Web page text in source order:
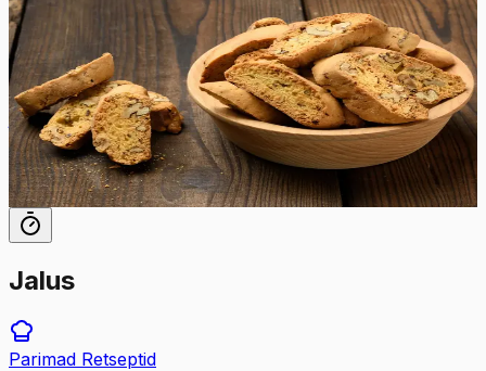
Biscotti
Proovige krõbedaid ja kaks korda küpsetatud biscotti
küpsiseid, mis sobivad ideaalselt hommikukohvi kõrvale
ja pakuvad tõelist Itaalia maitset igas ampsus!
60min
18tk
Jalus
Parimad Retseptid